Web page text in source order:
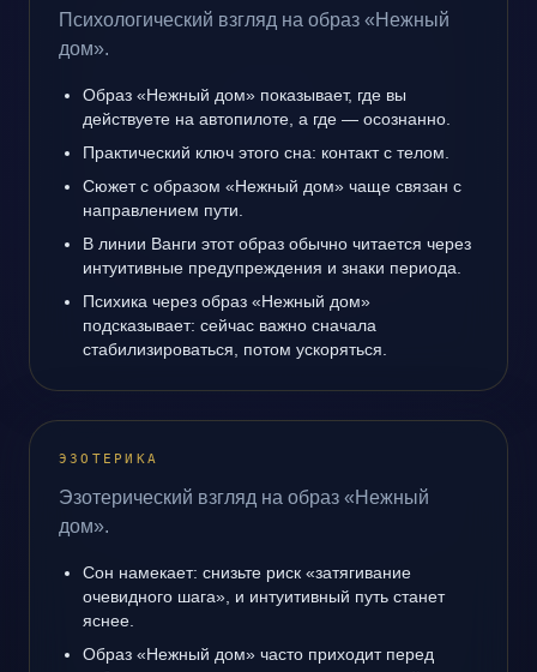
Психологический взгляд на образ «Нежный
дом».
Образ «Нежный дом» показывает, где вы
действуете на автопилоте, а где — осознанно.
Практический ключ этого сна: контакт с телом.
Сюжет с образом «Нежный дом» чаще связан с
направлением пути.
В линии Ванги этот образ обычно читается через
интуитивные предупреждения и знаки периода.
Психика через образ «Нежный дом»
подсказывает: сейчас важно сначала
стабилизироваться, потом ускоряться.
ЭЗОТЕРИКА
Эзотерический взгляд на образ «Нежный
дом».
Сон намекает: снизьте риск «затягивание
очевидного шага», и интуитивный путь станет
яснее.
Образ «Нежный дом» часто приходит перед